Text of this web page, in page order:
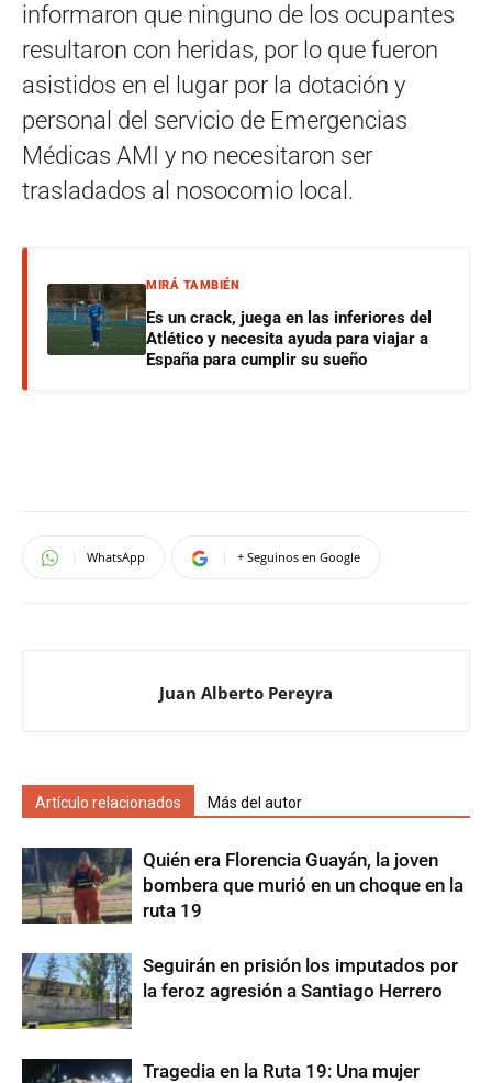
informaron que ninguno de los ocupantes
resultaron con heridas, por lo que fueron
asistidos en el lugar por la dotación y
personal del servicio de Emergencias
Médicas AMI y no necesitaron ser
trasladados al nosocomio local.
MIRÁ TAMBIÉN
Es un crack, juega en las inferiores del
Atlético y necesita ayuda para viajar a
España para cumplir su sueño
WhatsApp + Seguinos en Google
Juan Alberto Pereyra
Artículo relacionados Más del autor
Quién era Florencia Guayán, la joven
bombera que murió en un choque en la
ruta 19
Seguirán en prisión los imputados por
la feroz agresión a Santiago Herrero
Tragedia en la Ruta 19: Una mujer